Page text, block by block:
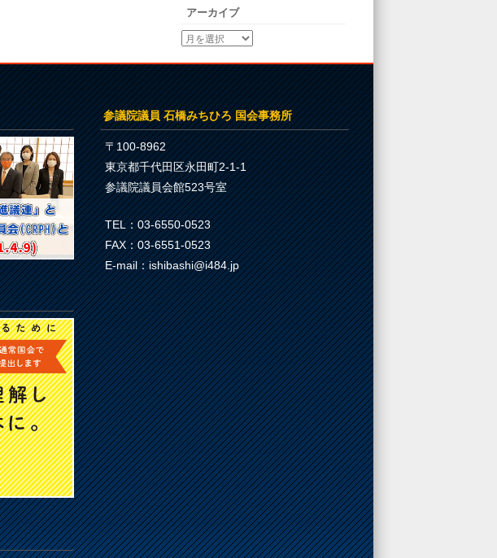
アーカイブ
参議院議員 石橋みちひろ 国会事務所
〒100-8962
東京都千代田区永田町2-1-1
参議院議員会館523号室
TEL：03-6550-0523
FAX：03-6551-0523
E-mail：ishibashi@i484.jp